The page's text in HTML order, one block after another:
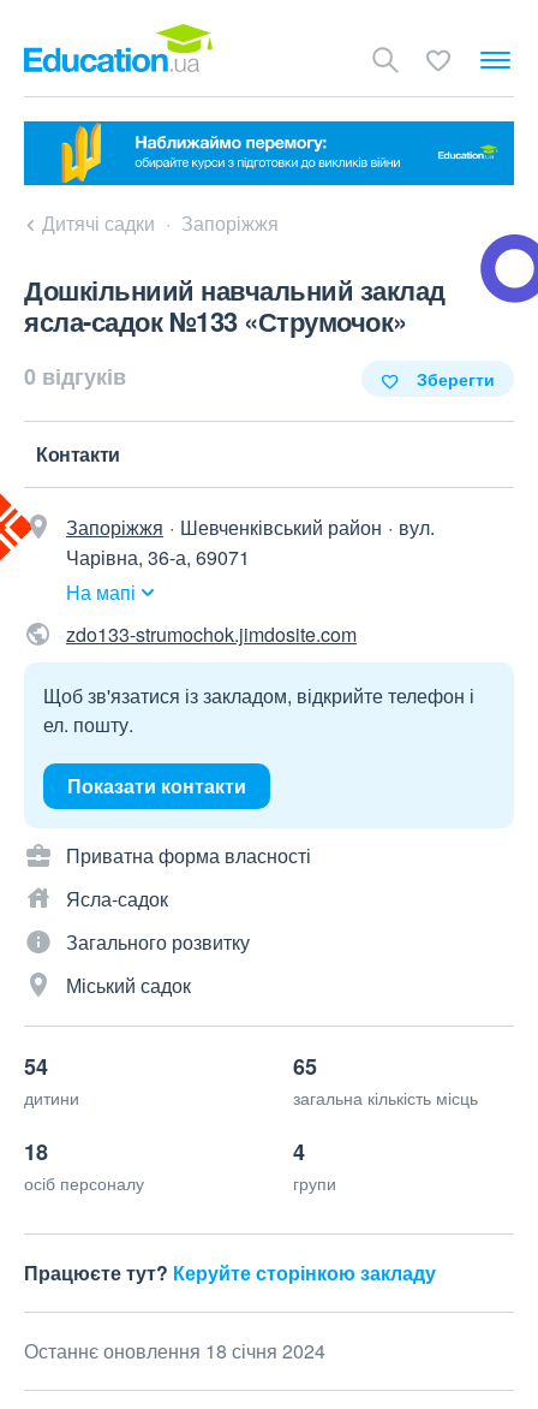
Дитячі садки Запоріжжя
Дошкільниий навчальний заклад
ясла-садок №133 «Струмочок»
0 відгуків Зберегти
Контакти
Запоріжжя Шевченківський район
вул.
Чарівна, 36-а, 69071
На мапі
zdo133-strumochok.jimdosite.com
Щоб зв'язатися із закладом, відкрийте телефон і
ел. пошту.
Показати контакти
Приватна форма власності
Ясла-садок
Загального розвитку
Міський садок
54
дитини
65
загальна кількість місць
18
осіб персоналу
4
групи
Працюєте тут? Керуйте сторінкою закладу
Останнє оновлення 18 січня 2024